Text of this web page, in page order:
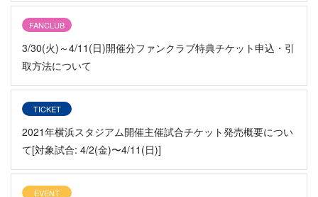
FANCLUB
3/30(火)～4/11(日)開催分ファンクラブ特典チケット申込・引
取方法について
TICKET
2021年横浜スタジアム開催主催試合チケット発売概要につい
て[対象試合: 4/2(金)〜4/11(日)]
EVENT